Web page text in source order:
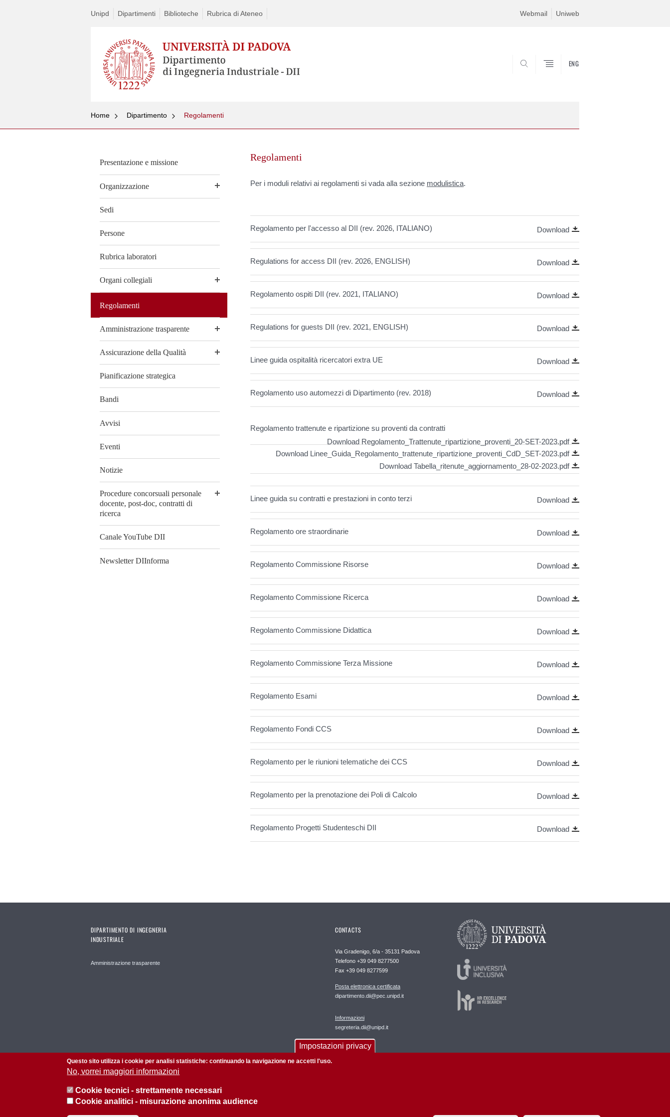
Unipd Dipartimenti Biblioteche Rubrica di Ateneo Webmail Uniweb
ENG
Home Dipartimento Regolamenti
Presentazione e missione
Organizzazione
Sedi
Persone
Rubrica laboratori
Organi collegiali
Regolamenti
Amministrazione trasparente
Assicurazione della Qualità
Pianificazione strategica
Bandi
Avvisi
Eventi
Notizie
Procedure concorsuali personale
docente, post-doc, contratti di
ricerca
Canale YouTube DII
Newsletter DIInforma
Regolamenti
Per i moduli relativi ai regolamenti si vada alla sezione modulistica.
Regolamento per l'accesso al DII (rev. 2026, ITALIANO) Download
Regulations for access DII (rev. 2026, ENGLISH) Download
Regolamento ospiti DII (rev. 2021, ITALIANO) Download
Regulations for guests DII (rev. 2021, ENGLISH) Download
Linee guida ospitalità ricercatori extra UE Download
Regolamento uso automezzi di Dipartimento (rev. 2018) Download
Regolamento trattenute e ripartizione su proventi da contratti
Download Regolamento_Trattenute_ripartizione_proventi_20-SET-2023.pdf
Download Linee_Guida_Regolamento_trattenute_ripartizione_proventi_CdD_SET-2023.pdf
Download Tabella_ritenute_aggiornamento_28-02-2023.pdf
Linee guida su contratti e prestazioni in conto terzi Download
Regolamento ore straordinarie Download
Regolamento Commissione Risorse Download
Regolamento Commissione Ricerca Download
Regolamento Commissione Didattica Download
Regolamento Commissione Terza Missione Download
Regolamento Esami Download
Regolamento Fondi CCS Download
Regolamento per le riunioni telematiche dei CCS Download
Regolamento per la prenotazione dei Poli di Calcolo Download
Regolamento Progetti Studenteschi DII Download
DIPARTIMENTO DI INGEGNERIA
INDUSTRIALE
Amministrazione trasparente
CONTACTS
Via Gradenigo, 6/a - 35131 Padova
Telefono +39 049 8277500
Fax +39 049 8277599
Posta elettronica certificata
dipartimento.dii@pec.unipd.it
Informazioni
segreteria.dii@unipd.it
Impostazioni privacy
Questo sito utilizza i cookie per analisi statistiche: continuando la navigazione ne accetti l'uso.
No, vorrei maggiori informazioni
Cookie tecnici - strettamente necessari
Cookie analitici - misurazione anonima audience